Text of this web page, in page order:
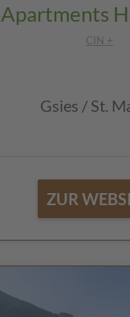
Apartments
CIN +
Gsies / St.
ZUR